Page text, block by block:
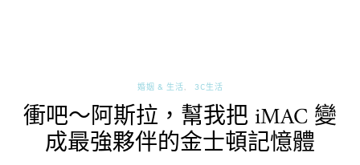
婚姻 & 生活 3C生活
衝吧～阿斯拉，幫我把 iMAC 變
成最強夥伴的金士頓記憶體